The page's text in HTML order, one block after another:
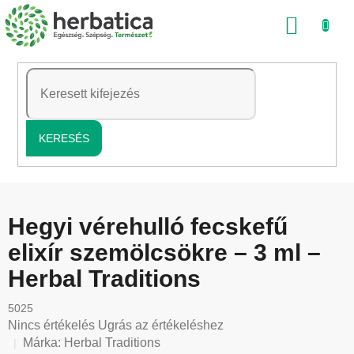
Ugrás
a
tartalomhoz
KERESÉS
Hegyi vérehulló fecskefű
elixír szemölcsökre – 3 ml –
Herbal Traditions
5025
A
termék
Nincs értékelés Ugrás az értékeléshez
Márka: Herbal Traditions